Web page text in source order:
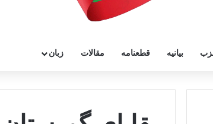
بیانیه قطعنامه مقالات زبان